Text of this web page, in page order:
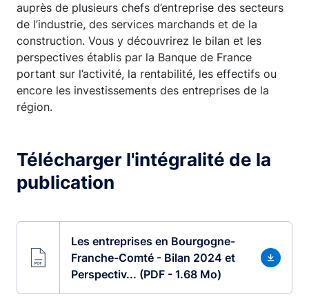
auprès de plusieurs chefs d’entreprise des secteurs
de l’industrie, des services marchands et de la
construction. Vous y découvrirez le bilan et les
perspectives établis par la Banque de France
portant sur l’activité, la rentabilité, les effectifs ou
encore les investissements des entreprises de la
région.
Télécharger l'intégralité de la
publication
Les entreprises en Bourgogne-
Franche-Comté - Bilan 2024 et
Perspectiv... (PDF - 1.68 Mo)